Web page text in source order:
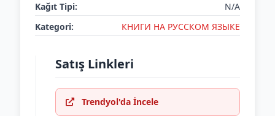
Kağıt Tipi:
N/A
Kategori:
КНИГИ НА РУССКОМ ЯЗЫКЕ
Satış Linkleri
Trendyol'da İncele